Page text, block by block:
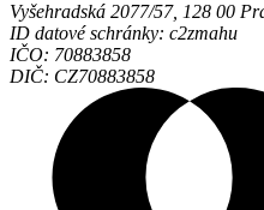
Vyšehradská 2077/57, 128 00
ID datové schránky: c2zmahu
IČO: 70883858
DIČ: CZ70883858